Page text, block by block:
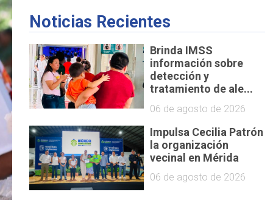
Noticias Recientes
Brinda IMSS
información sobre
detección y
tratamiento de ale...
06 de agosto de 2026
Impulsa Cecilia Patrón
la organización
vecinal en Mérida
06 de agosto de 2026